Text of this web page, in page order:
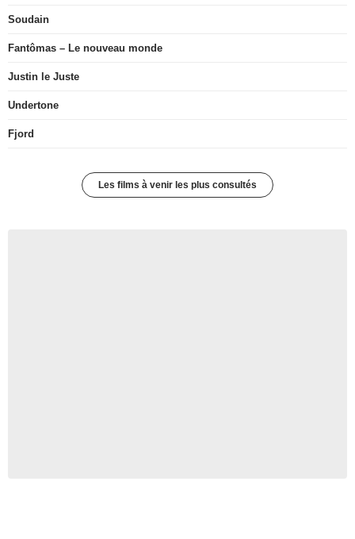
Soudain
Fantômas – Le nouveau monde
Justin le Juste
Undertone
Fjord
Les films à venir les plus consultés